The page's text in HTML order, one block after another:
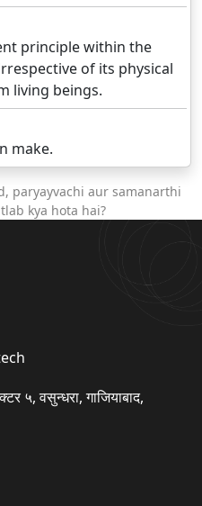
principle within the
of its physical
living beings.
make.
paryayvachi aur samanarthi
kya hota hai?
५, वसुन्धरा, गाजियाबाद,